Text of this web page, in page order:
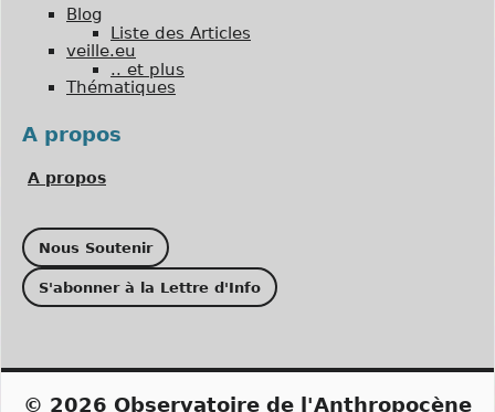
Blog
Liste des Articles
veille.eu
.. et plus
Thématiques
A propos
A propos
Nous Soutenir
S'abonner à la Lettre d'Info
© 2026 Observatoire de l'Anthropocène